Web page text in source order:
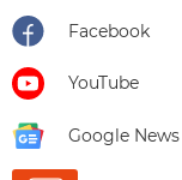
Facebook
YouTube
Google News